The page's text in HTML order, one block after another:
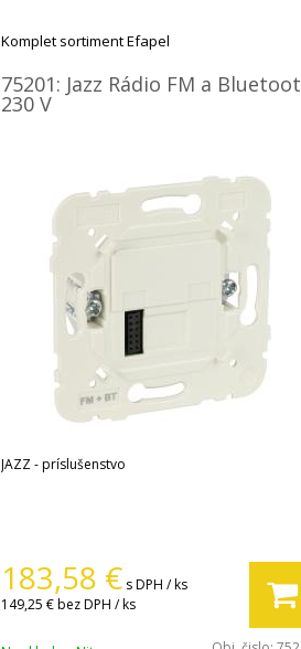
Komplet sortiment Efapel
75201: Jazz Rádio FM a
230 V
JAZZ - príslušenstvo
183,58 € s DPH / ks
149,25 €bez DPH / ks